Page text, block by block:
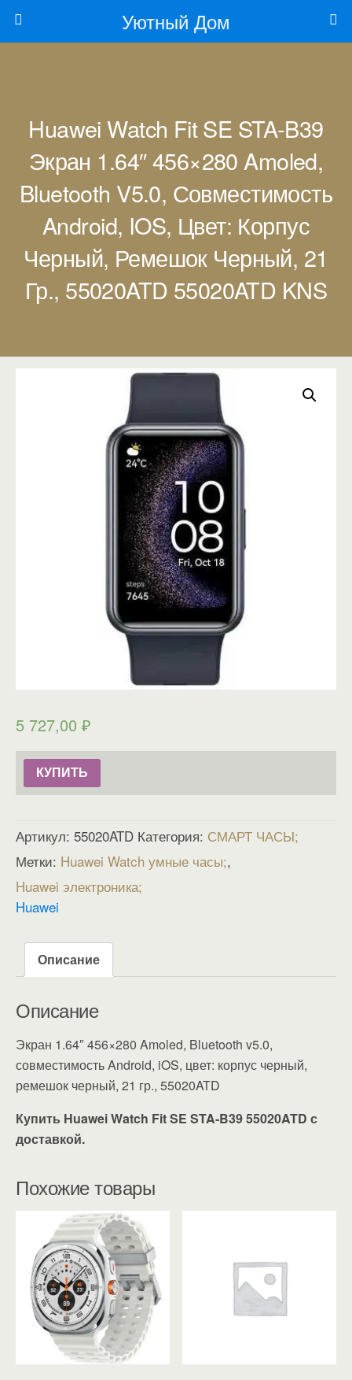
Уютный Дом
Huawei Watch Fit SE STA-B39
Экран 1.64″ 456×280 Amoled,
Bluetooth V5.0, Совместимость
Android, IOS, Цвет: Корпус
Черный, Ремешок Черный, 21
Гр., 55020ATD 55020ATD KNS
5 727,00 ₽
КУПИТЬ
Артикул: 55020ATD Категория: СМАРТ ЧАСЫ
Метки: Huawei Watch умные часы ,
Huawei электроника
Huawei
Описание
Описание
Экран 1.64″ 456×280 Amoled, Bluetooth v5.0,
совместимость Android, iOS, цвет: корпус черный,
ремешок черный, 21 гр., 55020ATD
Купить Huawei Watch Fit SE STA-B39 55020ATD с
доставкой.
Похожие товары